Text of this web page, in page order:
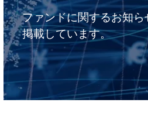
ファンドに関するお知
掲載しています。